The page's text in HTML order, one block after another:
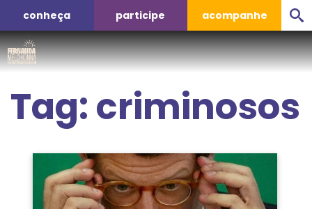
conheça participe acompanhe
Tag:criminosos